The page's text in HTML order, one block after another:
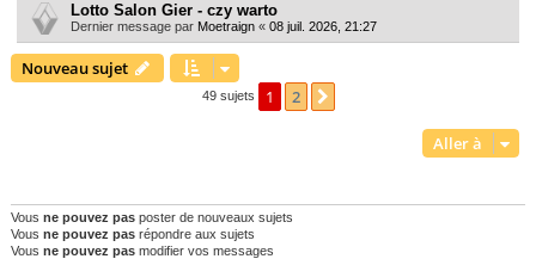
Lotto Salon Gier - czy warto
Dernier message par Moetraign « 08 juil. 2026, 21:27
Nouveau sujet
49 sujets 1 2
Aller à
Vous ne pouvez pas poster de nouveaux sujets
Vous ne pouvez pas répondre aux sujets
Vous ne pouvez pas modifier vos messages